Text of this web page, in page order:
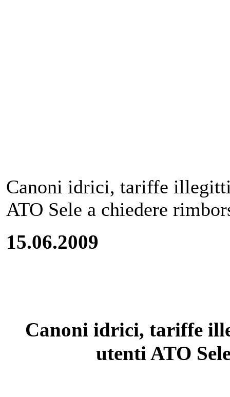
Canoni idrici, tariffe
ATO Sele a chiedere
15.06.2009
Canoni idrici, tariffe
utenti ATO